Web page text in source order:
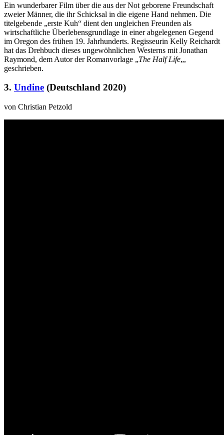
Ein wunderbarer Film über die aus der Not geborene Freundschaft
zweier Männer, die ihr Schicksal in die eigene Hand nehmen. Die
titelgebende „erste Kuh“ dient den ungleichen Freunden als
wirtschaftliche Überlebensgrundlage in einer abgelegenen Gegend
im Oregon des frühen 19. Jahrhunderts. Regisseurin Kelly Reichardt
hat das Drehbuch dieses ungewöhnlichen Westerns mit Jonathan
Raymond, dem Autor der Romanvorlage „The Half Life„,
geschrieben.
3. Undine (Deutschland 2020)
von Christian Petzold